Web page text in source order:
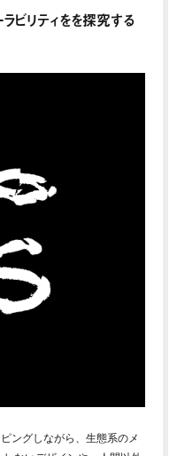
ビリティをを探究する
ングしながら、生態系のメ